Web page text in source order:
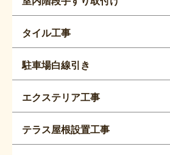
タイル工事
駐車場白線引き
エクステリア工事
テラス屋根設置工事